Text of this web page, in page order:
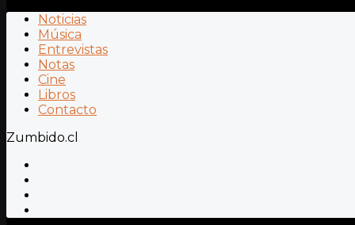
Noticias
Música
Entrevistas
Notas
Cine
Libros
Contacto
Zumbido.cl